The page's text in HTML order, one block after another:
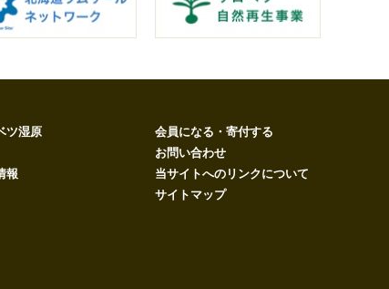
ツ湿原
報
会員になる・寄付する
お問い合わせ
当サイトへのリンクについて
サイトマップ